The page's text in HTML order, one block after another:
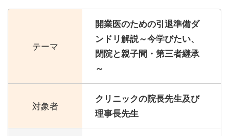
テーマ
開業医のための引退準備ダ
ンドリ解説～今学びたい、
閉院と親子間・第三者継承
～
対象者
クリニックの院長先生及び
理事長先生